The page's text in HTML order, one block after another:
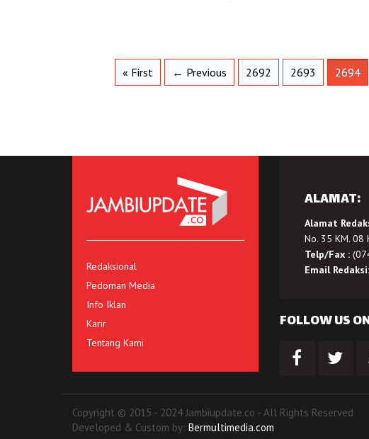
« First ← Previous 2692 2693 2694
Redaksional
Pedoman Media
Info Iklan
Karir
Tentang Kami
ALAMAT:
Alamat
No. 35 KM. 08
Telp/Fax :
Email Redaksi:
FOLLOW US
Copyright © 2015 - 2024 Jambiupdate.co - All Rights Reserved
Developed & Custom by: Bermultimedia.com